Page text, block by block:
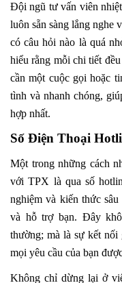
Đội ngũ tư vấn viên
luôn sẵn sàng lắng nghe
có câu hỏi nào là quá
hiểu rằng mỗi chi tiết
cần một cuộc gọi hoặc
tình và nhanh chóng,
hợp nhất.
Số Điện Thoại
Một trong những cách
với TPX là qua số
nghiệm và kiến thức
và hỗ trợ bạn. Đây
thường; mà là sự kết nối
mọi yêu cầu của bạn
Không chỉ dừng lại ở